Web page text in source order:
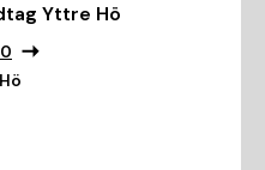
Yttre Hö